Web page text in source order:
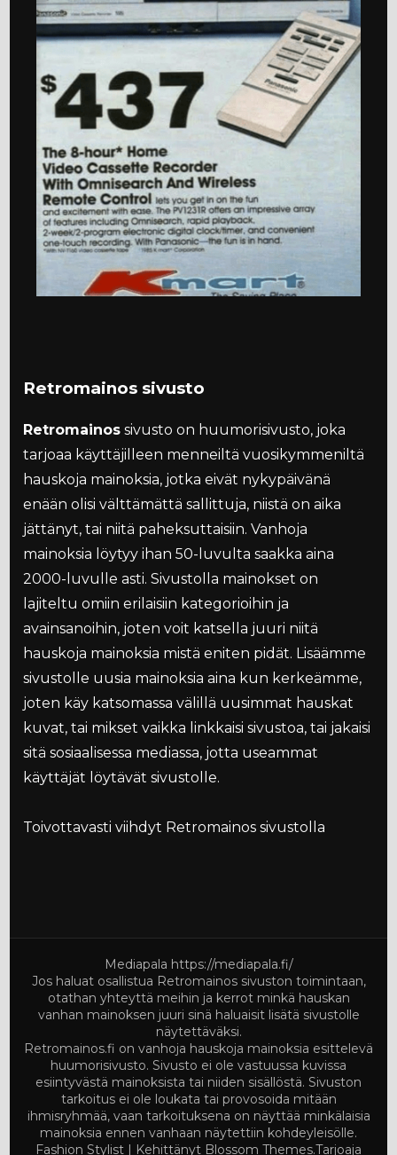
Retromainos sivusto
Retromainos sivusto on huumorisivusto, joka
tarjoaa käyttäjilleen menneiltä vuosikymmeniltä
hauskoja mainoksia, jotka eivät nykypäivänä
enään olisi välttämättä sallittuja, niistä on aika
jättänyt, tai niitä paheksuttaisiin. Vanhoja
mainoksia löytyy ihan 50-luvulta saakka aina
2000-luvulle asti. Sivustolla mainokset on
lajiteltu omiin erilaisiin kategorioihin ja
avainsanoihin, joten voit katsella juuri niitä
hauskoja mainoksia mistä eniten pidät. Lisäämme
sivustolle uusia mainoksia aina kun kerkeämme,
joten käy katsomassa välillä uusimmat hauskat
kuvat, tai mikset vaikka linkkaisi sivustoa, tai jakaisi
sitä sosiaalisessa mediassa, jotta useammat
käyttäjät löytävät sivustolle.
Toivottavasti viihdyt Retromainos sivustolla
Mediapala https://mediapala.fi/
Jos haluat osallistua Retromainos sivuston toimintaan,
otathan yhteyttä meihin ja kerrot minkä hauskan
vanhan mainoksen juuri sinä haluaisit lisätä sivustolle
näytettäväksi.
Retromainos.fi on vanhoja hauskoja mainoksia esittelevä
huumorisivusto. Sivusto ei ole vastuussa kuvissa
esiintyvästä mainoksista tai niiden sisällöstä. Sivuston
tarkoitus ei ole loukata tai provosoida mitään
ihmisryhmää, vaan tarkoituksena on näyttää minkälaisia
mainoksia ennen vanhaan näytettiin kohdeyleisölle.
Fashion Stylist | Kehittänyt Blossom Themes.Tarjoaja